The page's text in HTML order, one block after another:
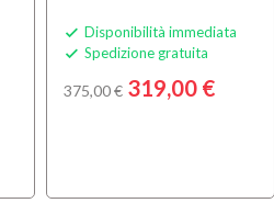
 Disponibilità immediata
 Spedizione gratuita
375,00 € 319,00 €